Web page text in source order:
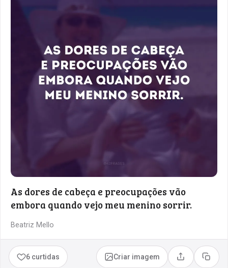
As dores de cabeça e preocupações vão
embora quando vejo meu menino sorrir.
Beatriz Mello
6 curtidas Criar imagem Compartilhar
Copiar